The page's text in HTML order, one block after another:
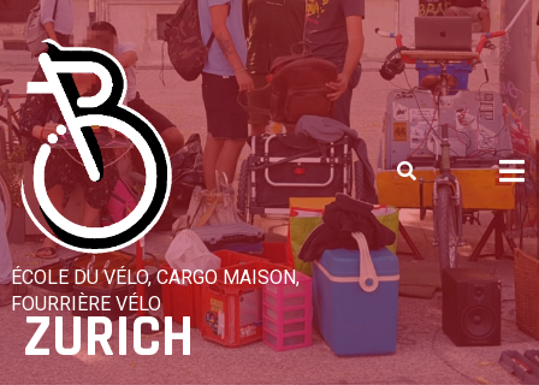
Skip
to
content
ÉCOLE DU VÉLO, CARGO MAISON,
FOURRIÈRE VÉLO
ZURICH